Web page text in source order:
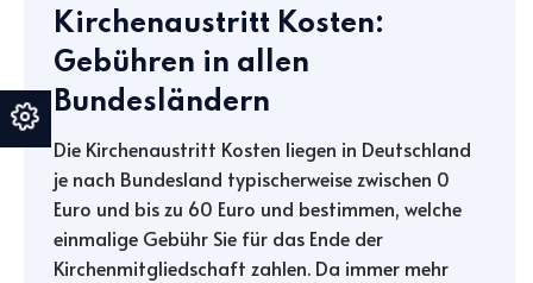
Kirchenaustritt Kosten:
Gebühren in allen
Bundesländern
Die Kirchenaustritt Kosten liegen in Deutschland
je nach Bundesland typischerweise zwischen 0
Euro und bis zu 60 Euro und bestimmen, welche
einmalige Gebühr Sie für das Ende der
Kirchenmitgliedschaft zahlen. Da immer mehr